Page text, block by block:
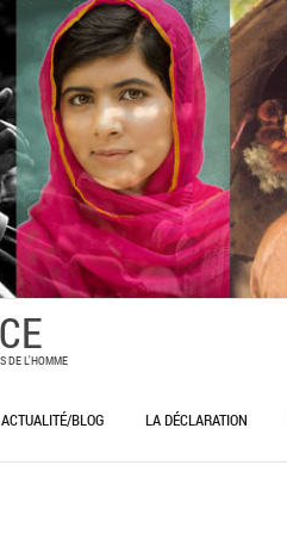
DE L'HOMME
ACTUALITÉ/BLOG LA DÉCLARATION